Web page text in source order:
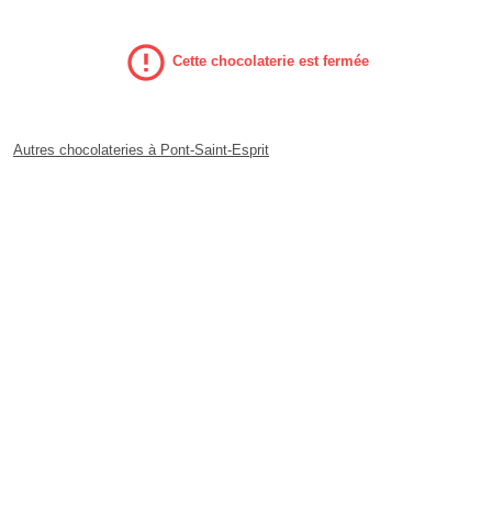
Cette chocolaterie est fermée
Autres chocolateries à Pont-Saint-Esprit